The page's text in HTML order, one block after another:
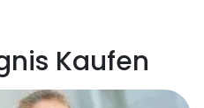
Kaufen